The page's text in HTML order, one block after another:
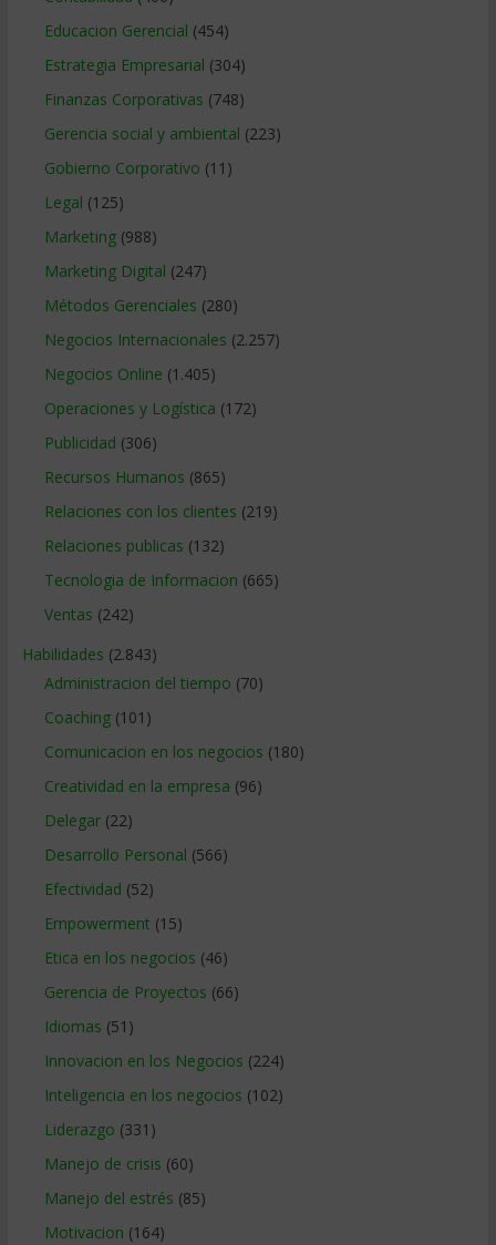
Educacion Gerencial (454)
Estrategia Empresarial (304)
Finanzas Corporativas (748)
Gerencia social y ambiental (223)
Gobierno Corporativo (11)
Legal (125)
Marketing(988)
Marketing Digital (247)
Métodos Gerenciales (280)
Negocios Internacionales (2.257)
Negocios Online (1.405)
Operaciones y Logística (172)
Publicidad (306)
Recursos Humanos (865)
Relaciones con los clientes (219)
Relaciones publicas (132)
Tecnologia de Informacion (665)
Ventas (242)
Habilidades (2.843)
Administracion del tiempo (70)
Coaching(101)
Comunicacion en los negocios (180)
Creatividad en la empresa (96)
Delegar(22)
Desarrollo Personal (566)
Efectividad (52)
Empowerment (15)
Etica en los negocios (46)
Gerencia de Proyectos (66)
Idiomas (51)
Innovacion en los Negocios (224)
Inteligencia en los negocios (102)
Liderazgo (331)
Manejo de crisis (60)
Manejo del estrés (85)
Motivacion (164)